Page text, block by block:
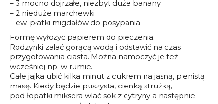
– 3 mocno dojrzałe, niezbyt duże banany
– 2 nieduże marchewki
– ew. płatki migdałów do posypania
Formę wyłożyć papierem do pieczenia.
Rodzynki zalać gorącą wodą i odstawić na czas
przygotowania ciasta. Można namoczyć je też
wcześniej np. w rumie.
Całe jajka ubić kilka minut z cukrem na jasną, pienistą
masę. Kiedy będzie puszysta, cienką strużką,
pod łopatki miksera wlać sok z cytryny a następnie